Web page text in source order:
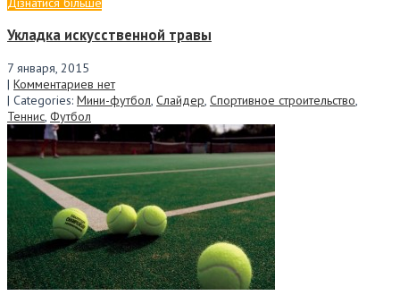
Укладка искусственной травы
7 января, 2015
| Комментариев нет
| Categories: Мини-футбол Слайдер Спортивное строительство
Теннис Футбол